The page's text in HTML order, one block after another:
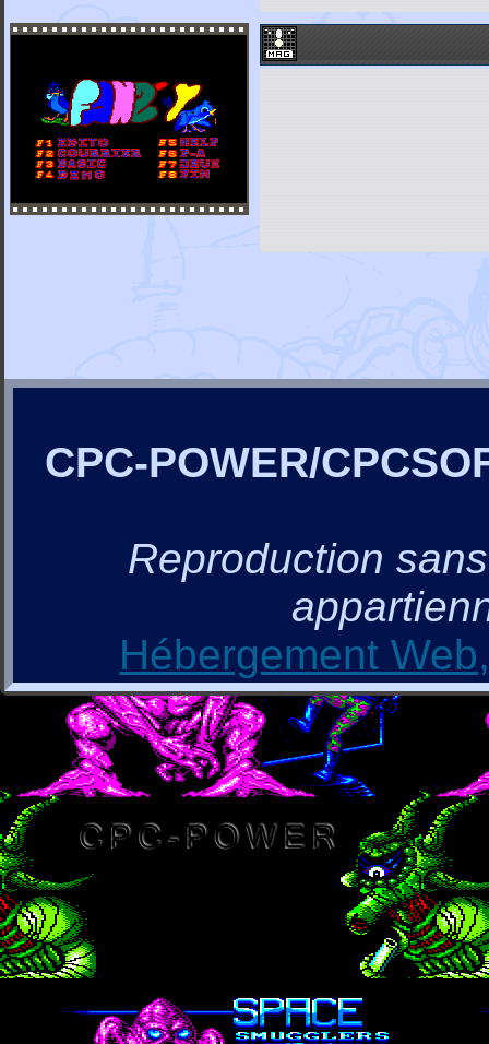
CPC-POWER/
Reproduction
Hébergement